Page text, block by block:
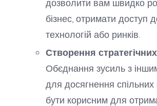
дозволити вам швидко
бізнес, отримати доступ
технологій або ринків.
Створення
Обєднання зусиль з
для досягнення
бути корисним для